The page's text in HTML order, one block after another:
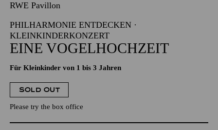
RWE Pavillon
PHILHARMONIE ENTDECKEN ·
KLEINKINDERKONZERT
EINE VOGELHOCHZEIT
Für Kleinkinder von 1 bis 3 Jahren
SOLD OUT
Please try the box office